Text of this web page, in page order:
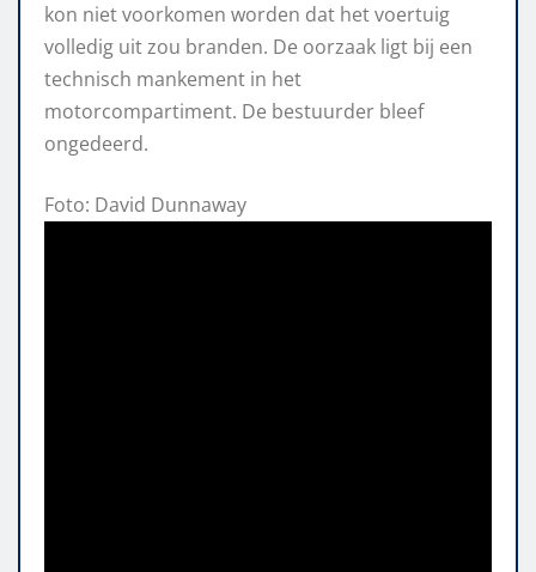
kon niet voorkomen worden dat het voertuig
volledig uit zou branden. De oorzaak ligt bij een
technisch mankement in het
motorcompartiment. De bestuurder bleef
ongedeerd.
Foto: David Dunnaway